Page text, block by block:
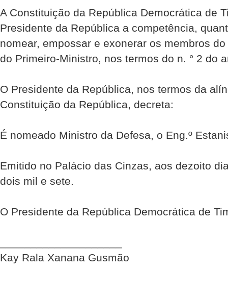
A Constituição da República Democrática de
Presidente da República a competência,
nomear, empossar e exonerar os membros
do Primeiro-Ministro, nos termos do n. ° 2 do
O Presidente da República, nos termos da
Constituição da República, decreta:
É nomeado Ministro da Defesa, o Eng.º
Emitido no Palácio das Cinzas, aos dezoito
dois mil e sete.
O Presidente da República Democrática de
Kay Rala Xanana Gusmão